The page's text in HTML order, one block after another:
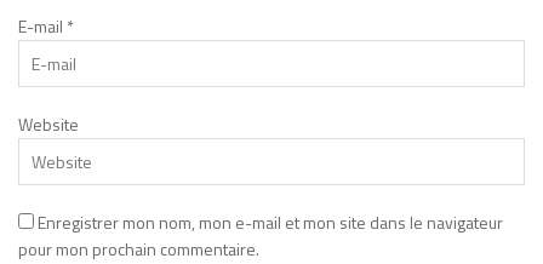
E-mail *
Website
Enregistrer mon nom, mon e-mail et mon site dans le navigateur
pour mon prochain commentaire.